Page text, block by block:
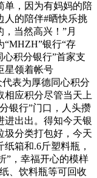
单，因为有妈妈的陪
人的陪伴#晒快乐挑
当然高兴！”月
“MHZH”银行“存
积分银行”首家支
星领着帐号
表为厚德同心积分
应积分尽管当天上
银行”门口，人头攒
进出出。得知今天银
圾分类打包好，今天
箱和.6斤塑料瓶，
”，幸福开心的模样
、饮料瓶等可回收